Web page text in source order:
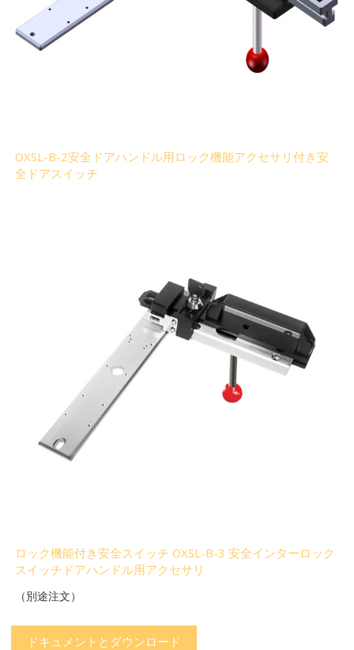
OXSL-B-2安全ドアハンドル用ロック機能アクセサリ付き安
全ドアスイッチ
ロック機能付き安全スイッチ OXSL-B-3 安全インターロック
スイッチドアハンドル用アクセサリ
（別途注文）
ドキュメントとダウンロード